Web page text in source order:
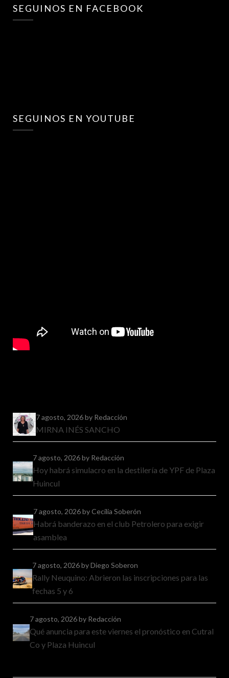
SEGUINOS EN FACEBOOK
SEGUINOS EN YOUTUBE
7 agosto, 2026by Redacción
MIRNA INÉS SANCHO
7 agosto, 2026by Redacción
Hoy habrá simulacro en la destilería de YPF de Plaza
Huincul
7 agosto, 2026by Cecilia Soberón
Habrá banderazo en el club Petrolero para exigir
asamblea
7 agosto, 2026by Diego Soberon
Rally Neuquino: Abrieron las inscripciones para las
fechas 5 y 6
7 agosto, 2026by Redacción
Qué anuncia para este viernes el pronóstico en Cutral
Co y Plaza Huincul